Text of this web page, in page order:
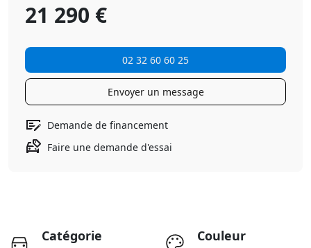
21 290 €
02 32 60 60 25
Envoyer un message
Demande de financement
Faire une demande d'essai
Catégorie Couleur